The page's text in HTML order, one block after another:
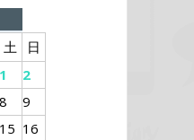
土
日
1
2
8
9
15 16